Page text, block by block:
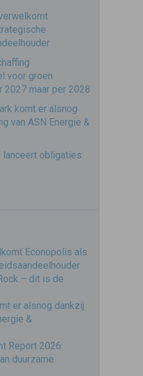
voor groen
2027 maar per 2028
komt er alsnog
van ASN Energie &
lanceert obligaties
Econopolis als
– dit is de
er alsnog dankzij
&
Report 2026:
duurzame